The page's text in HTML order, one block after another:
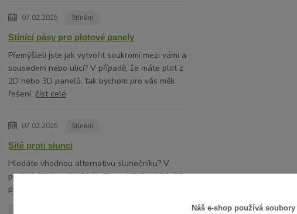
07.02.2025 Stínění
Stínící pásy pro plotové panely
Přemýšleli jste jak vytvořit soukromí mezi vámi a
sousedem nebo ulicí? V případě, že máte plot z
2D nebo 3D panelů, tak bychom pro vás měli
řešení.číst celé
07.02.2025 Stínění
Sítě proti slunci
Hledáte vhodnou alternativu slunečníku? V
posledních letech získávají na oblibě stínící sítě
proti slunci.
Náš e-shop používá soubory